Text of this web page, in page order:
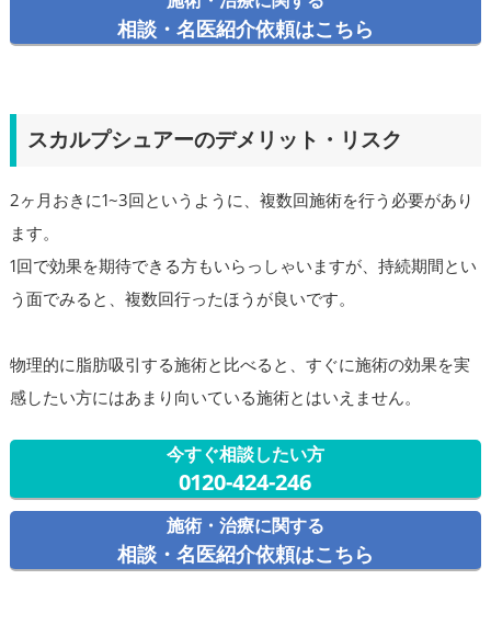
相談・名医紹介依頼はこちら
スカルプシュアーのデメリット・リスク
2ヶ月おきに1~3回というように、複数回施術を行う必要があり
ます。
1回で効果を期待できる方もいらっしゃいますが、持続期間とい
う面でみると、複数回行ったほうが良いです。
物理的に脂肪吸引する施術と比べると、すぐに施術の効果を実
感したい方にはあまり向いている施術とはいえません。
今すぐ相談したい方
0120-424-246
施術・治療に関する
相談・名医紹介依頼はこちら